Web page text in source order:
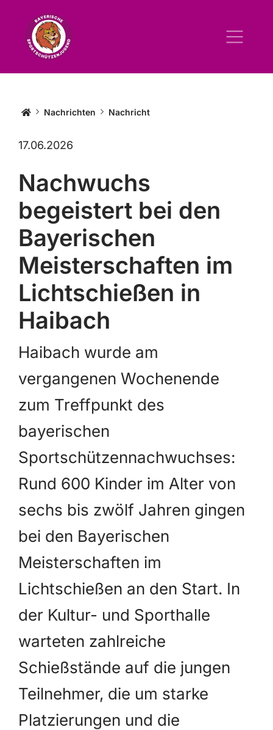
Startseite BSSJ
Nachrichten Nachricht
17.06.2026
Nachwuchs
begeistert bei den
Bayerischen
Meisterschaften im
Lichtschießen in
Haibach
Haibach wurde am
vergangenen Wochenende
zum Treffpunkt des
bayerischen
Sportschützennachwuchses:
Rund 600 Kinder im Alter von
sechs bis zwölf Jahren gingen
bei den Bayerischen
Meisterschaften im
Lichtschießen an den Start. In
der Kultur- und Sporthalle
warteten zahlreiche
Schießstände auf die jungen
Teilnehmer, die um starke
Platzierungen und die